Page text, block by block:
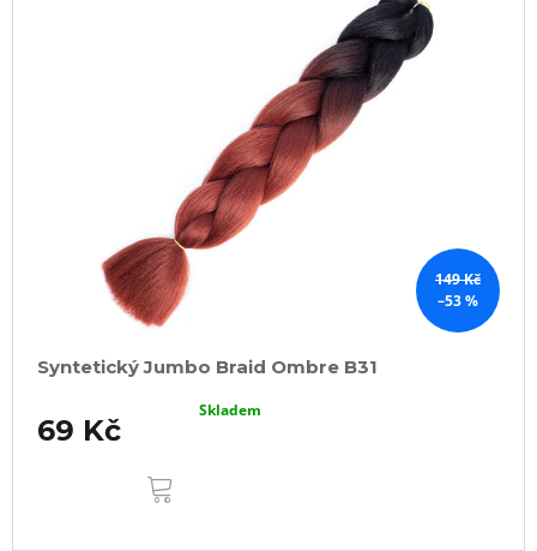
149 Kč
–53 %
Syntetický Jumbo Braid Ombre B31
69 Kč
Skladem